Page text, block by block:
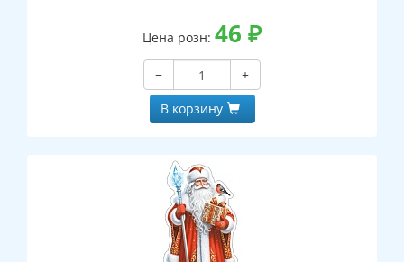
Цена розн: 46 ₽
−
+
В корзину